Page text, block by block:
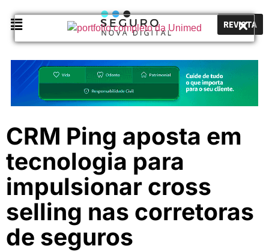
REVISTA
CRM Ping aposta em
tecnologia para
impulsionar cross
selling nas corretoras
de seguros